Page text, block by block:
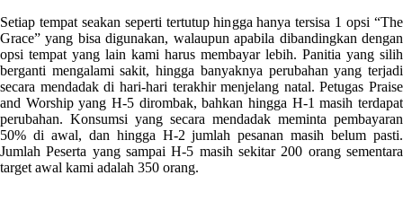
Setiap tempat seakan seperti tertutup hingga hanya tersisa 1 opsi “The
Grace” yang bisa digunakan, walaupun apabila dibandingkan dengan
opsi tempat yang lain kami harus membayar lebih. Panitia yang silih
berganti mengalami sakit, hingga banyaknya perubahan yang terjadi
secara mendadak di hari-hari terakhir menjelang natal. Petugas Praise
and Worship yang H-5 dirombak, bahkan hingga H-1 masih terdapat
perubahan. Konsumsi yang secara mendadak meminta pembayaran
50% di awal, dan hingga H-2 jumlah pesanan masih belum pasti.
Jumlah Peserta yang sampai H-5 masih sekitar 200 orang sementara
target awal kami adalah 350 orang.